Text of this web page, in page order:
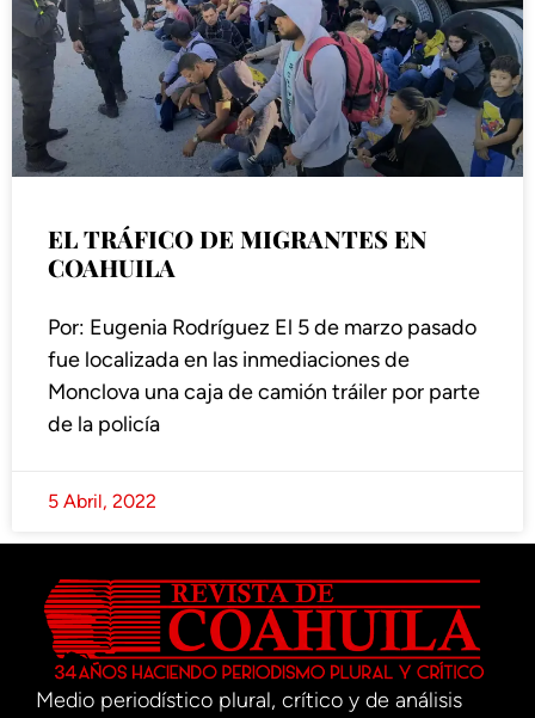
EL TRÁFICO DE MIGRANTES EN
COAHUILA
Por: Eugenia Rodríguez El 5 de marzo pasado
fue localizada en las inmediaciones de
Monclova una caja de camión tráiler por parte
de la policía
5 Abril, 2022
Medio periodístico plural, crítico y de análisis